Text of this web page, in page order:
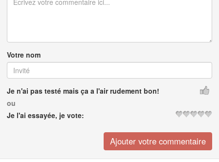
Votre nom
Je n'ai pas testé mais ça a l'air rudement bon!
ou
Je l'ai essayée, je vote: